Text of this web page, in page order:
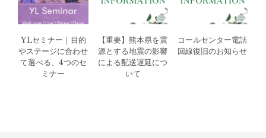
YLセミナー｜目的
やステージに合わせ
て選べる、4つのセ
ミナー
【重要】熊本県を震
源とする地震の影響
による配送遅延につ
いて
コールセンター電話
回線復旧のお知らせ